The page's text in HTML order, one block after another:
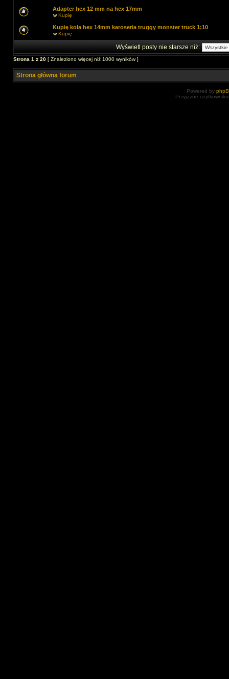
Adapter hex 12 mm na hex 17mm
wKupię
Kupię koła hex 14mm karoseria truggy monster truck 1:10
wKupię
Wyświetl posty nie starsze niż:
Strona 1 z 20 [ Znaleziono więcej niż 1000 wyników ]
Strona główna forum
Powered by
Przyjazne